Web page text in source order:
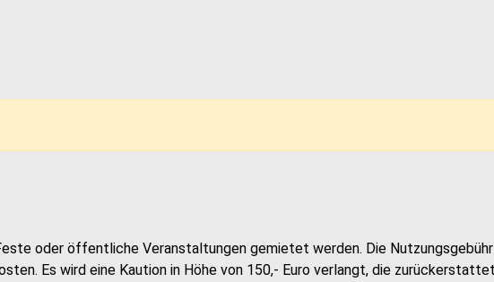
oder öffentliche Veranstaltungen gemietet werden. Die
Es wird eine Kaution in Höhe von 150,- Euro verlangt, die